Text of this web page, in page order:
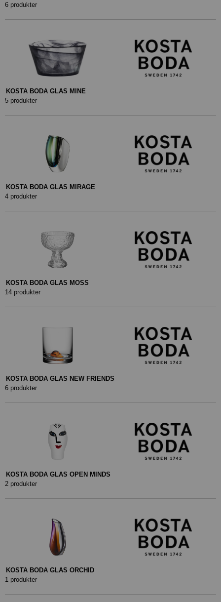
6 produkter
KOSTA BODA GLAS MINE
5 produkter
KOSTA BODA GLAS MIRAGE
4 produkter
KOSTA BODA GLAS MOSS
14 produkter
KOSTA BODA GLAS NEW FRIENDS
6 produkter
KOSTA BODA GLAS OPEN MINDS
2 produkter
KOSTA BODA GLAS ORCHID
1 produkter